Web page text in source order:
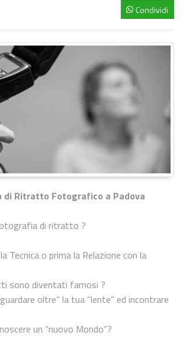
Condividi
di Ritratto Fotografico a Padova
di ritratto ?
Tecnica o prima la Relazione con la
sono diventati famosi ?
oltre” la tua “lente” ed incontrare
un “nuovo Mondo”?